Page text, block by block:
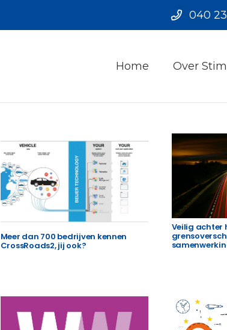
040
Home Over
Meer dan 700 bedrijven kennen
CrossRoads2, jij ook?
Veilig achter